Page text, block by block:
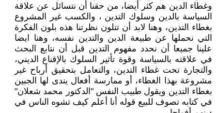
وغطاء الدين هم كثر أيضا، من حقنا أن نتسائل عن علاقة
السياسة بالدين وسلوك التدين ، والكسب غير المشروع
بغطاء التدين، وهنا لابد أن تتلون نظرتنا هذه بلون الفكرة
التي نحملها عن طبيعة الدين والتدين نفسه، وهنا ايضا
علينا جميعا أن نحدد مفهوم التدين قبل أن نتابع البحث
في علاقته بالسياسة وقوة تأثير السلوك بالإقناع الديني،
والتجارة تحت غطاء التدين، والتعامل بتحقيق أرباح غير
مشروعة بهذا الغطاء، أو ممارسة أفعال يندى لها الجبين
بغطاء التدين ويقول طبيب النفس "الدكتور محمد شعلان"
في كتابه تصوف للبيع قوله أنا أعلم كيف تشوه الناس في